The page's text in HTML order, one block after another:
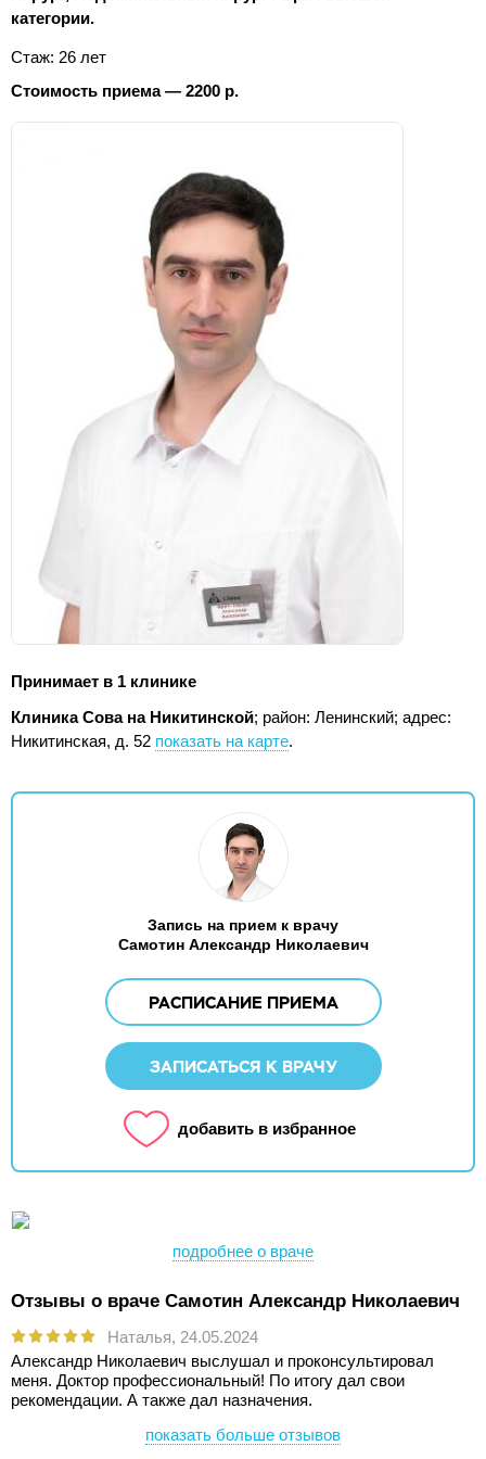
категории.
Стаж: 26 лет
Стоимость приема — 2200 р.
Принимает в 1 клинике
Клиника Сова на Никитинской; район: Ленинский; адрес:
Никитинская, д. 52 показать на карте.
Запись на прием к врачу
Самотин Александр Николаевич
РАСПИСАНИЕ ПРИЕМА
ЗАПИСАТЬСЯ К ВРАЧУ
добавить в избранное
подробнее о враче
Отзывы о враче Самотин Александр Николаевич
Наталья, 24.05.2024
Александр Николаевич выслушал и проконсультировал
меня. Доктор профессиональный! По итогу дал свои
рекомендации. А также дал назначения.
показать больше отзывов